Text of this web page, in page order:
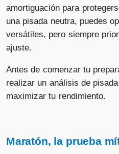
amortiguación para
una pisada neutra, puedes
versátiles, pero siempre
ajuste.
Antes de comenzar tu
realizar un análisis de
maximizar tu rendimiento.
Maratón, la prueba